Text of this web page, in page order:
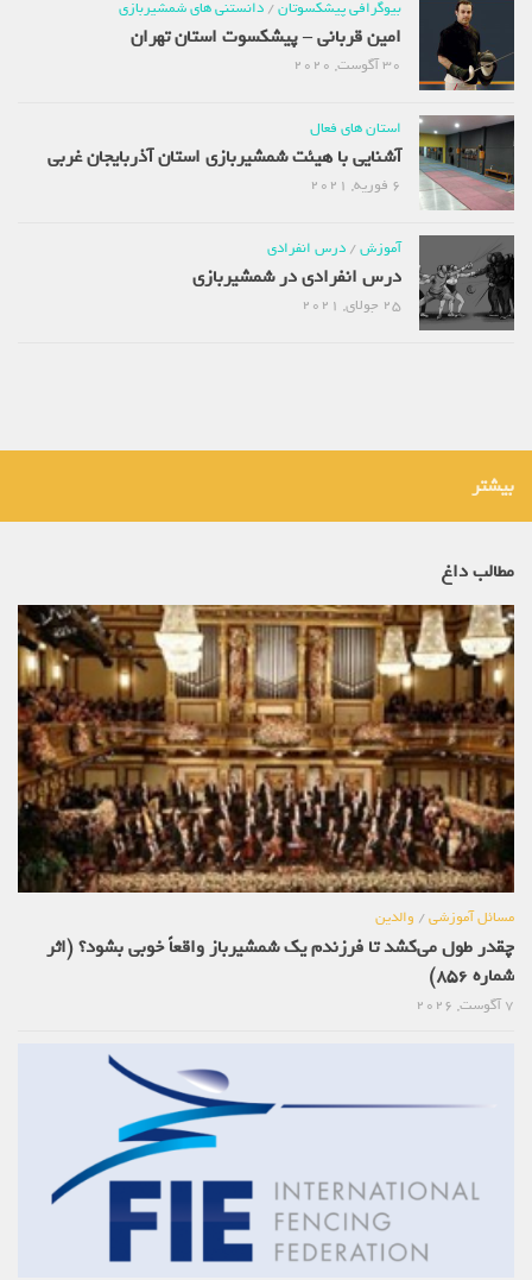
بیوگرافی پیشکسوتان/دانستنی های شمشیربازی
امین قربانی – پیشکسوت استان تهران
استان های فعال
آشنایی با هیئت شمشیربازی استان آذربایجان غربی
آموزش/درس انفرادی
درس انفرادی در شمشیربازی
بیشتر
مطالب داغ
مسائل آموزشی/والدین
چقدر طول می‌کشد تا فرزندم یک شمشیرباز واقعاً خوبی بشود؟ (اثر
شماره 856)